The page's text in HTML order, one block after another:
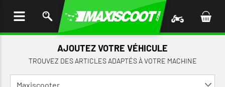
AJOUTEZ VOTRE VÉHICULE
TROUVEZ DES ARTICLES ADAPTÉS À VOTRE MACHINE